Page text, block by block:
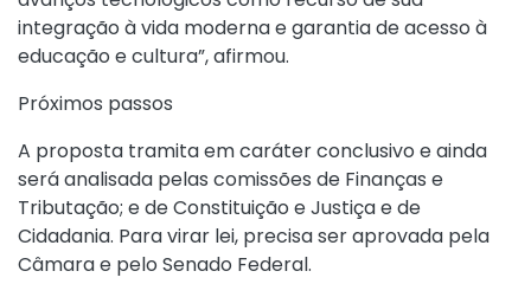
integração à vida moderna e garantia de acesso à
educação e cultura”, afirmou.
Próximos passos
A proposta tramita em caráter conclusivo e ainda
será analisada pelas comissões de Finanças e
Tributação; e de Constituição e Justiça e de
Cidadania. Para virar lei, precisa ser aprovada pela
Câmara e pelo Senado Federal.